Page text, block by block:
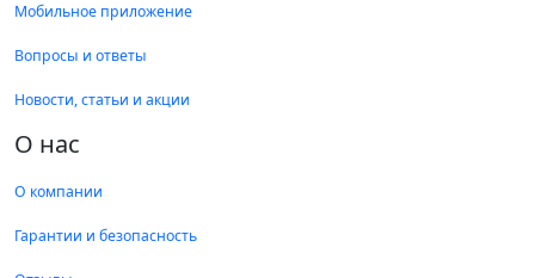
Мобильное приложение
Вопросы и ответы
Новости, статьи и акции
О нас
О компании
Гарантии и безопасность